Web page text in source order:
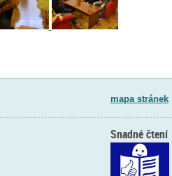
mapa stránek|
Snadné čtení